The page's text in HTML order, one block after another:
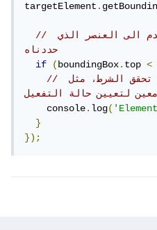
targetElement.
// اقحص اذا قد وصل المستخدم الى العنصر الذي
حددناه
if
(boundingBox.top <
// قم باضافة ماتريد في حال تحقق الشرط، مثل
لتعيين حالة التفعيل
    console
.log(
}
});